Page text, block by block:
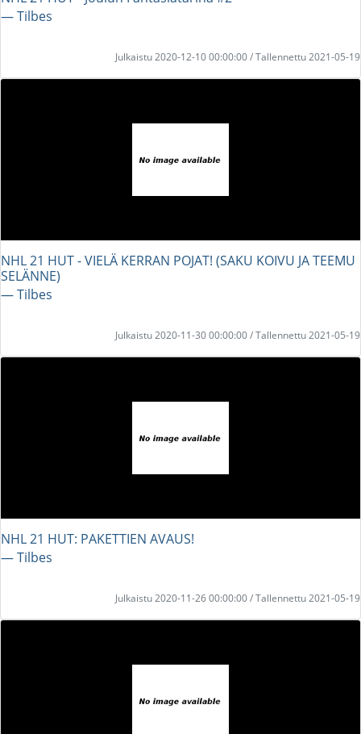
― Tilbes
Julkaistu 2020-12-10 00:00:00 / Tallennettu 2021-05-19
NHL 21 HUT - VIELÄ KERRAN POJAT! (SAKU KOIVU JA TEEMU
SELÄNNE)
― Tilbes
Julkaistu 2020-11-30 00:00:00 / Tallennettu 2021-05-19
NHL 21 HUT: PAKETTIEN AVAUS!
― Tilbes
Julkaistu 2020-11-26 00:00:00 / Tallennettu 2021-05-19